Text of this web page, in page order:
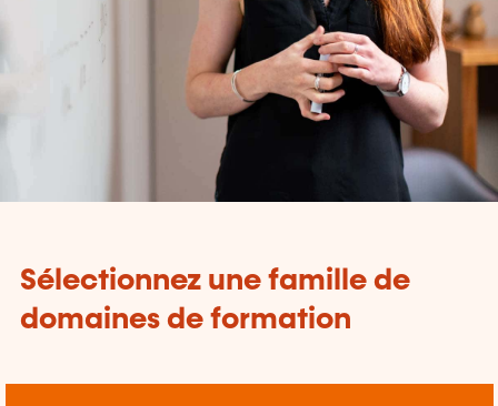
Sélectionnez une famille de
domaines de formation